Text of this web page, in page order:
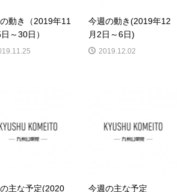
動き（2019年11
～30日）
今週の動き(2019年12
月2日～6日)
2019.12.02
主な予定(2020
今週の主な予定